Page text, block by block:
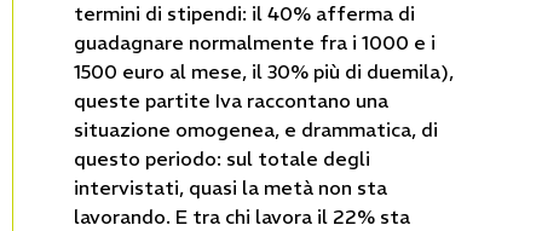
termini di stipendi: il 40% afferma di
guadagnare normalmente fra i 1000 e i
1500 euro al mese, il 30% più di duemila),
queste partite Iva raccontano una
situazione omogenea, e drammatica, di
questo periodo: sul totale degli
intervistati, quasi la metà non sta
lavorando. E tra chi lavora il 22% sta